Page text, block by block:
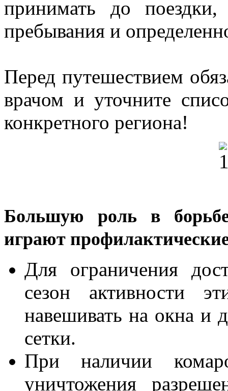
принимать до
пребывания и
Перед путешествием
врачом и уточните
конкретного региона!
Большую роль в
играют
Для ограничения
сезон активности
навешивать на окна и
сетки.
При наличии
уничтожения